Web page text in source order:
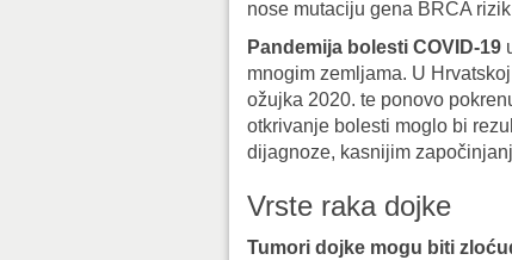
nose mutaciju gena BRCA
Pandemija bolesti COVID-19
mnogim zemljama. U
ožujka 2020. te ponovo
otkrivanje bolesti moglo bi
dijagnoze, kasnijim
Vrste raka dojke
Tumori dojke mogu biti